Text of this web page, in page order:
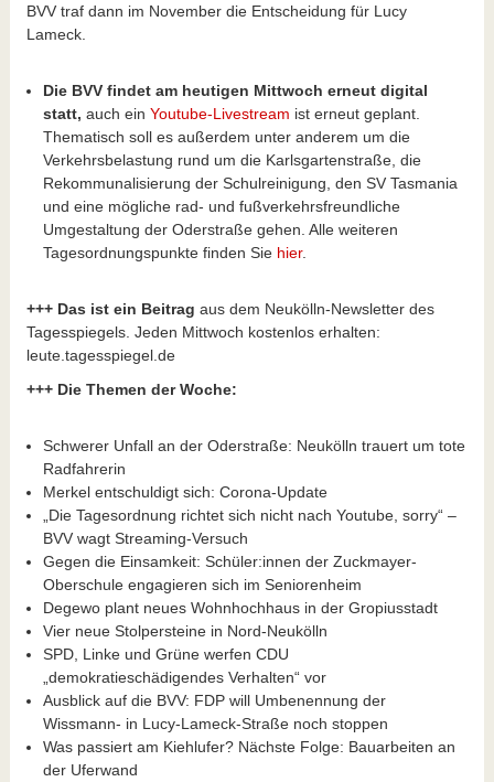
BVV traf dann im November die Entscheidung für Lucy
Lameck.
Die BVV findet am heutigen Mittwoch erneut digital
statt, auch ein Youtube-Livestream ist erneut geplant.
Thematisch soll es außerdem unter anderem um die
Verkehrsbelastung rund um die Karlsgartenstraße, die
Rekommunalisierung der Schulreinigung, den SV Tasmania
und eine mögliche rad- und fußverkehrsfreundliche
Umgestaltung der Oderstraße gehen. Alle weiteren
Tagesordnungspunkte finden Sie hier.
+++ Das ist ein Beitrag aus dem Neukölln-Newsletter des
Tagesspiegels. Jeden Mittwoch kostenlos erhalten:
leute.tagesspiegel.de
+++ Die Themen der Woche:
Schwerer Unfall an der Oderstraße: Neukölln trauert um tote
Radfahrerin
Merkel entschuldigt sich: Corona-Update
„Die Tagesordnung richtet sich nicht nach Youtube, sorry“ –
BVV wagt Streaming-Versuch
Gegen die Einsamkeit: Schüler:innen der Zuckmayer-
Oberschule engagieren sich im Seniorenheim
Degewo plant neues Wohnhochhaus in der Gropiusstadt
Vier neue Stolpersteine in Nord-Neukölln
SPD, Linke und Grüne werfen CDU
„demokratieschädigendes Verhalten“ vor
Ausblick auf die BVV: FDP will Umbenennung der
Wissmann- in Lucy-Lameck-Straße noch stoppen
Was passiert am Kiehlufer? Nächste Folge: Bauarbeiten an
der Uferwand